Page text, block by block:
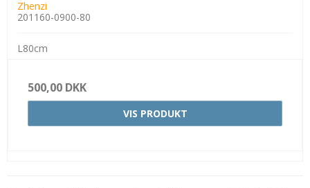
Zhenzi
201160-0900-80
L80cm
500,00 DKK
VIS PRODUKT